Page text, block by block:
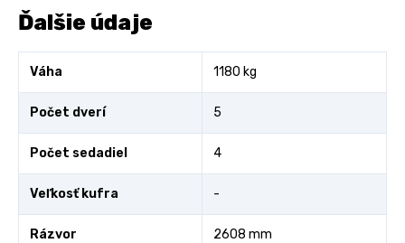
Ďalšie údaje
Váha 1180 kg
Počet dverí 5
Počet sedadiel 4
Veľkosť kufra -
Rázvor 2608 mm